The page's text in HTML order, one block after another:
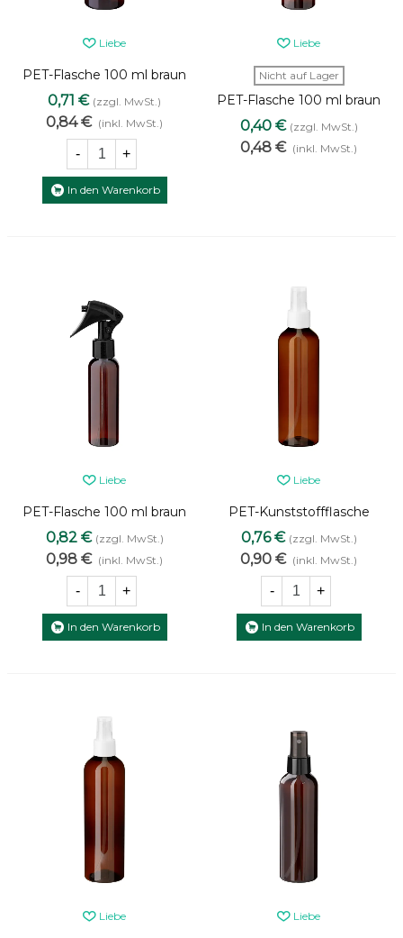
Liebe
PET-Flasche 100 ml braun
mit transparentem
Zerstäuber [2]
0,71 € (zzgl. MwSt.)
0,84 € (inkl. MwSt.)
- +
In den Warenkorb
Liebe
Nicht auf Lager
PET-Flasche 100 ml braun
mit transparentem
Zerstäuber
0,40 € (zzgl. MwSt.)
0,48 € (inkl. MwSt.)
Liebe
PET-Flasche 100 ml braun
mit schwarzem Sprühkopf
Mini-Trigger [2]
0,82 € (zzgl. MwSt.)
0,98 € (inkl. MwSt.)
- +
In den Warenkorb
Liebe
PET-Kunststoffflasche
braun 200 ml mit weißem
Zerstäuber
0,76 € (zzgl. MwSt.)
0,90 € (inkl. MwSt.)
- +
In den Warenkorb
Liebe Liebe